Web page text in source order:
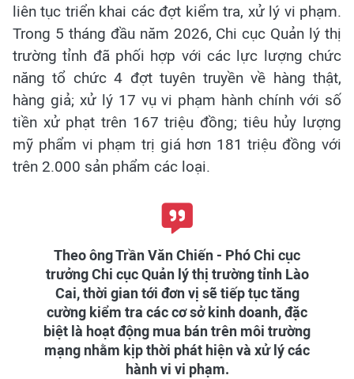
liên tục triển khai các đợt kiểm tra, xử lý vi phạm.
Trong 5 tháng đầu năm 2026, Chi cục Quản lý thị
trường tỉnh đã phối hợp với các lực lượng chức
năng tổ chức 4 đợt tuyên truyền về hàng thật,
hàng giả; xử lý 17 vụ vi phạm hành chính với số
tiền xử phạt trên 167 triệu đồng; tiêu hủy lượng
mỹ phẩm vi phạm trị giá hơn 181 triệu đồng với
trên 2.000 sản phẩm các loại.
Theo ông Trần Văn Chiến - Phó Chi cục
trưởng Chi cục Quản lý thị trường tỉnh Lào
Cai, thời gian tới đơn vị sẽ tiếp tục tăng
cường kiểm tra các cơ sở kinh doanh, đặc
biệt là hoạt động mua bán trên môi trường
mạng nhằm kịp thời phát hiện và xử lý các
hành vi vi phạm.